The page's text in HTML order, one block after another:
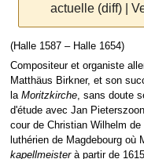
actuelle (diff) |
Aller
à
la
navigation
Aller
à
la
recherche
(Halle 1587 – Halle 1654)
Compositeur et organiste
Matthäus Birkner, et son
la Moritzkirche, sans doute
d'étude avec Jan
cour de Christian Wilhelm
luthérien de Magdebourg
kapellmeisterà partir de